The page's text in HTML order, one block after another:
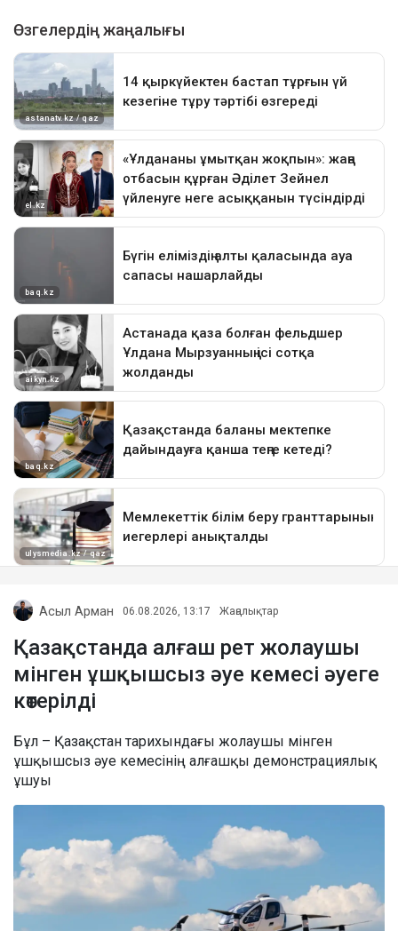
Асыл Арман 06.08.2026, 13:17 Жаңалықтар
Қазақстанда алғаш рет жолаушы
мінген ұшқышсыз әуе кемесі әуеге
көтерілді
Бұл – Қазақстан тарихындағы жолаушы мінген
ұшқышсыз әуе кемесінің алғашқы демонстрациялық
ұшуы